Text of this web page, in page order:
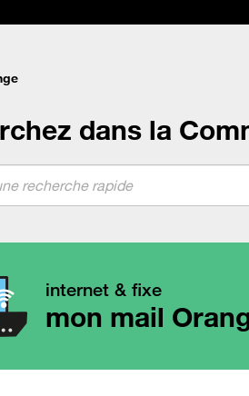
dans la
internet & fixe
mon mail